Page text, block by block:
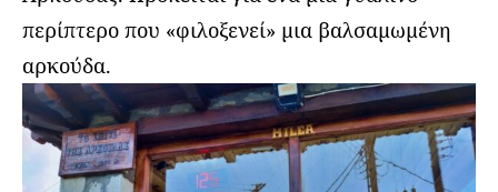
περίπτερο που «φιλοξενεί» μια βαλσαμωμένη
αρκούδα.